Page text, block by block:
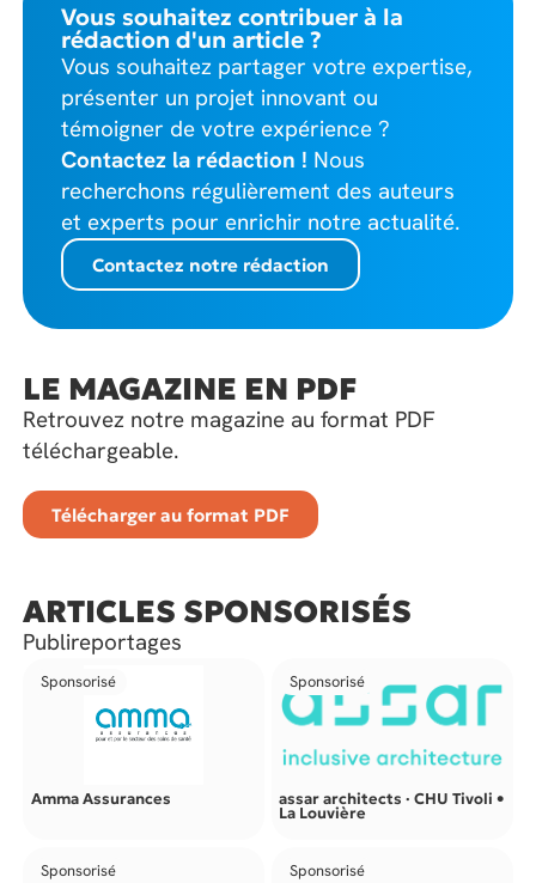
Vous souhaitez contribuer à la
rédaction d'un article ?
Vous souhaitez partager votre expertise,
présenter un projet innovant ou
témoigner de votre expérience ?
Contactez la rédaction ! Nous
recherchons régulièrement des auteurs
et experts pour enrichir notre actualité.
Contactez notre rédaction
LE MAGAZINE EN PDF
Retrouvez notre magazine au format PDF
téléchargeable.
Télécharger au format PDF
ARTICLES SPONSORISÉS
Publireportages
Sponsorisé
Amma Assurances
Sponsorisé
assar architects · CHU Tivoli •
La Louvière
Sponsorisé Sponsorisé